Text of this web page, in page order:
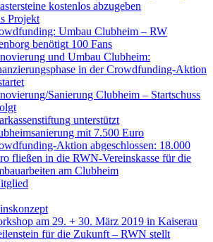
kostenlos abzugeben
Projekt
Umbau Clubheim – RW
benötigt 100 Fans
und Umbau Clubheim:
in der Crowdfunding-Aktion
Sanierung Clubheim – Startschuss
unterstützt
mit 7.500 Euro
Aktion abgeschlossen: 18.000
fließen in die RWN-Vereinskasse für die
am Clubheim
am 29. + 30. März 2019 in Kaiserau
für die Zukunft – RWN stellt